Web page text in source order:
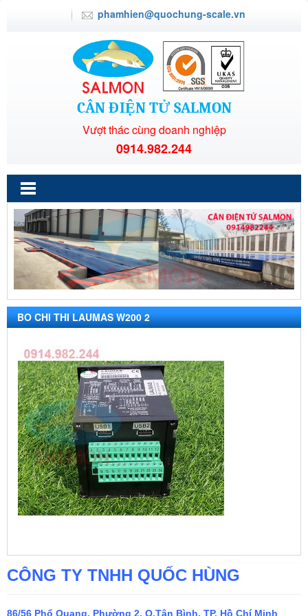
phamhien@quochung-scale.vn
CÂN ĐIỆN TỬ SALMON
Vượt thác cùng doanh nghiệp
0914.982.244
BO CHI THI LAUMAS W200 2
CÔNG TY TNHH QUỐC HÙNG
86/56 Phổ Quang, Phường 2, Q.Tân Bình, TP. Hồ Chí Minh